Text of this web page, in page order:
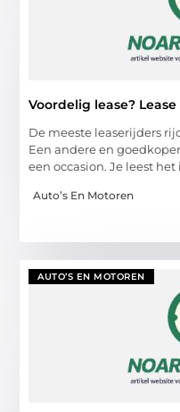
Voordelig lease?
De meeste leaserijders
Een andere en
een occasion. Je leest
Auto’s En Motoren
AUTO’S EN MOTOREN